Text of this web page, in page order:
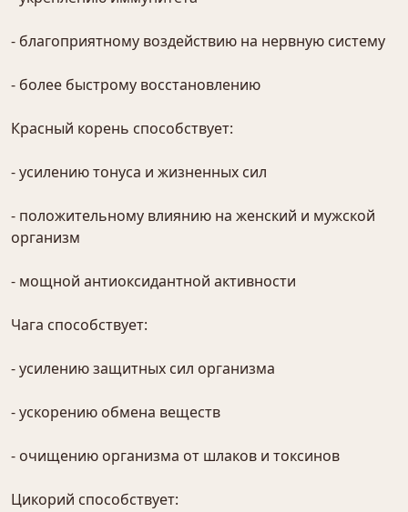
- благоприятному воздействию на нервную систему
- более быстрому восстановлению
Красный корень способствует:
- усилению тонуса и жизненных сил
- положительному влиянию на женский и мужской
организм
- мощной антиоксидантной активности
Чага способствует:
- усилению защитных сил организма
- ускорению обмена веществ
- очищению организма от шлаков и токсинов
Цикорий способствует: